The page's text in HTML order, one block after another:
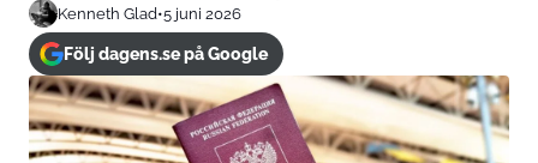
Kenneth Glad•5 juni 2026
Följ dagens.se på Google